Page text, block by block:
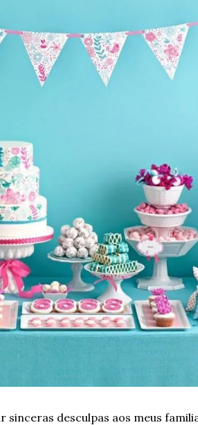
desculpas aos meus